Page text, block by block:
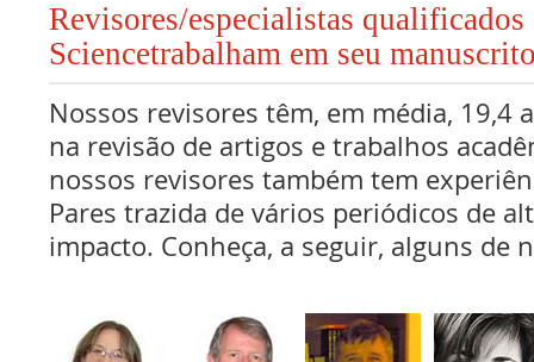
Revisores/especialistas
Sciencetrabalham em seu
Nossos revisores têm, em média, 19,4
na revisão de artigos e trabalhos
nossos revisores também tem
Pares trazida de vários periódicos de
impacto. Conheça, a seguir, alguns de